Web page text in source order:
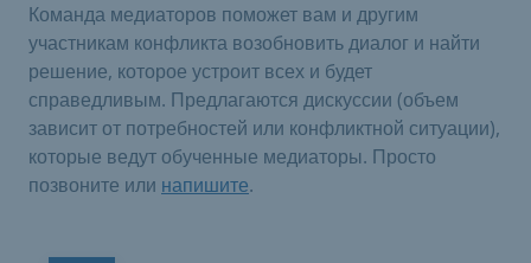
Команда медиаторов поможет вам и другим
участникам конфликта возобновить диалог и найти
решение, которое устроит всех и будет
справедливым. Предлагаются дискуссии (объем
зависит от потребностей или конфликтной ситуации),
которые ведут обученные медиаторы. Просто
позвоните или напишите.